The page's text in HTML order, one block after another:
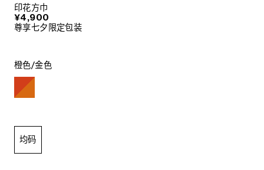
印花方巾
¥4,900
尊享七夕限定包装
橙色/金色
均码